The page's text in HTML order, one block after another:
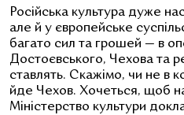
Російська культура дуже
але й у європейське
багато сил та грошей — в
Достоєвського, Чехова та
ставлять. Скажімо, чи не в
йде Чехов. Хочеться, щоб
Міністерство культури